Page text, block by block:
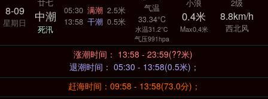
8-09
星期日
廿七
中潮
死汛
05:30 满潮 2.5米
13:58 干潮 0.5米
气温
33.34°C
水温31.2°C
气压991hpa
小浪
0.4米
Max0.4米
2级
8.8km/h
西北风
涨潮时间： 13:58 - 23:59(??米)
退潮时间： 05:30 - 13:58(0.5米)；
赶海时间：09:58 - 13:58(73.0分)；